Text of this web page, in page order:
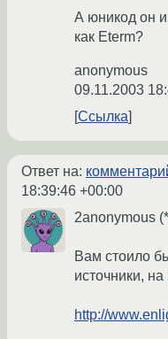
А юникод он
как Eterm?
anonymous
09.11.2003
Ссылка
Ответ на:
18:39:46 +00:00
2anonymous
Вам стоило
источники,
http://